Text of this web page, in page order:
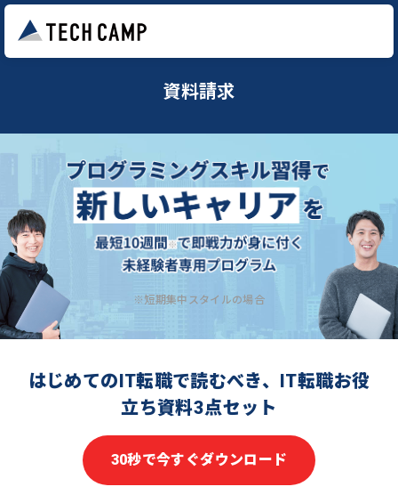
資料請求
※短期集中スタイルの場合
はじめてのIT転職で読むべき、IT転職お役
立ち資料3点セット
30秒で今すぐダウンロード